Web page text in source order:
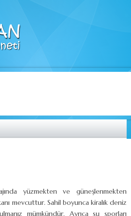
yüzmekten ve güneşlenmekten
mevcuttur. Sahil boyunca kiralık deniz
mümkündür. Ayrıca su sporları